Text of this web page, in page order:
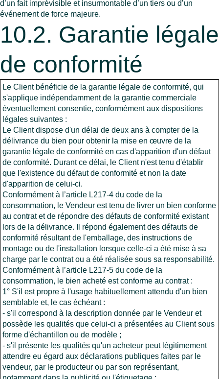
d’un fait imprévisible et insurmontable d’un tiers ou d’un
événement de force majeure.
10.2. Garantie légale
de conformité
Le Client bénéficie de la garantie légale de conformité, qui
s'applique indépendamment de la garantie commerciale
éventuellement consentie, conformément aux dispositions
légales suivantes :
Le Client dispose d'un délai de deux ans à compter de la
délivrance du bien pour obtenir la mise en œuvre de la
garantie légale de conformité en cas d'apparition d'un défaut
de conformité. Durant ce délai, le Client n'est tenu d'établir
que l'existence du défaut de conformité et non la date
d'apparition de celui-ci.
Conformément à l’article L217-4 du code de la
consommation, le Vendeur est tenu de livrer un bien conforme
au contrat et de répondre des défauts de conformité existant
lors de la délivrance. Il répond également des défauts de
conformité résultant de l'emballage, des instructions de
montage ou de l'installation lorsque celle-ci a été mise à sa
charge par le contrat ou a été réalisée sous sa responsabilité.
Conformément à l’article L217-5 du code de la
consommation, le bien acheté est conforme au contrat :
1° S'il est propre à l'usage habituellement attendu d'un bien
semblable et, le cas échéant :
- s'il correspond à la description donnée par le Vendeur et
possède les qualités que celui-ci a présentées au Client sous
forme d'échantillon ou de modèle ;
- s'il présente les qualités qu'un acheteur peut légitimement
attendre eu égard aux déclarations publiques faites par le
vendeur, par le producteur ou par son représentant,